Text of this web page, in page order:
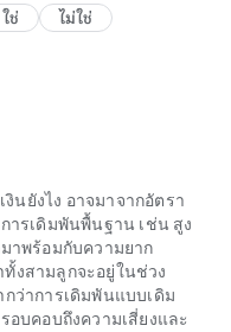
ใช่ ไม่ใช่
งินยังไง อาจมาจากอัตรา
ารเดิมพันพื้นฐาน เช่น สูง
าพร้อมกับความยาก
งสามลูกจะอยู่ในช่วง
ว่าการเดิมพันแบบเดิม
อบคอบถึงความเสี่ยงและ